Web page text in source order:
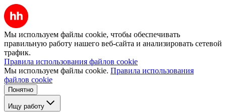
Мы используем файлы cookie, чтобы обеспечивать
правильную работу нашего веб-сайта и анализировать сетевой
трафик.
Правила использования файлов cookie
Мы используем файлы cookie. Правила использования
файлов cookie
Понятно
Ищу работу